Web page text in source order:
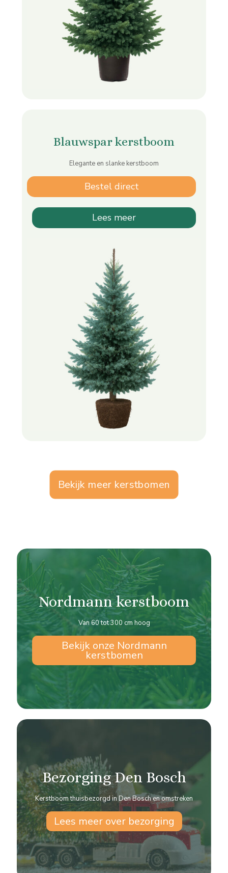
Blauwspar kerstboom
Elegante en slanke kerstboom
Bestel direct
Lees meer
Bekijk meer kerstbomen
Nordmann kerstboom
Van 60 tot 300 cm hoog
Bekijk onze Nordmann
kerstbomen
Bezorging Den Bosch
Kerstboom thuisbezorgd in Den Bosch en omstreken
Lees meer over bezorging